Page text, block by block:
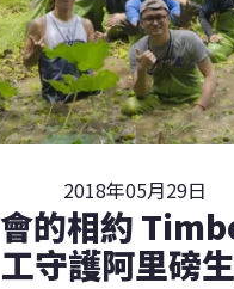
2018年05月29日
的相約
工守護阿里磅